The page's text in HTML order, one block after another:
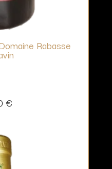
Rabasse
€